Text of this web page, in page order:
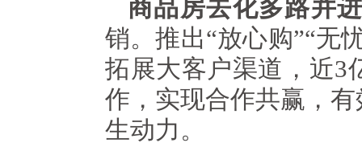
商品房去化多路并
销。推出“放心购”“无
拓展大客户渠道，近3
作，实现合作共赢，
生动力。